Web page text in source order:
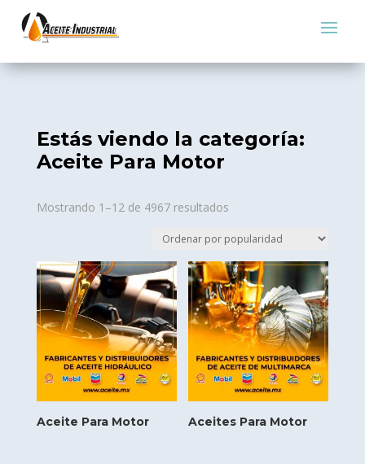
Estás viendo la categoría:
Aceite Para Motor
Mostrando 1–12 de 4967 resultadosSorted
popularity
Aceite Para Motor Aceites Para Motor